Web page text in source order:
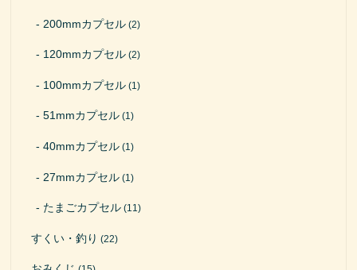
200mmカプセル (2)
120mmカプセル (2)
100mmカプセル (1)
51mmカプセル (1)
40mmカプセル (1)
27mmカプセル (1)
たまごカプセル (11)
すくい・釣り (22)